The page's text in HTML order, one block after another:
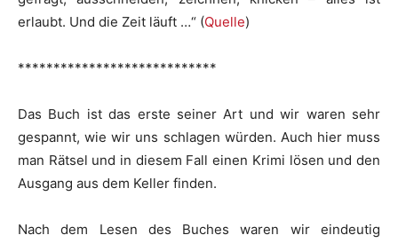
erlaubt. Und die Zeit läuft …“ (Quelle)
****************************
Das Buch ist das erste seiner Art und wir waren sehr
gespannt, wie wir uns schlagen würden. Auch hier muss
man Rätsel und in diesem Fall einen Krimi lösen und den
Ausgang aus dem Keller finden.
Nach dem Lesen des Buches waren wir eindeutig